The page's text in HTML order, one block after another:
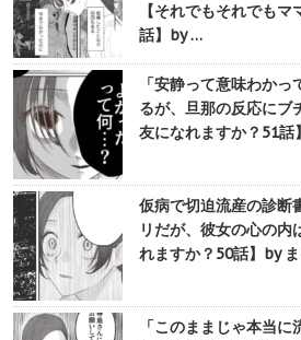
【それでもそれでも
話】by …
「安静って意味わか
るが、旦那の反応にブ
友になれますか？51話
仮病で切迫流産の診断
リだが、彼女の心の
れますか？50話】by
「このままじゃ本当